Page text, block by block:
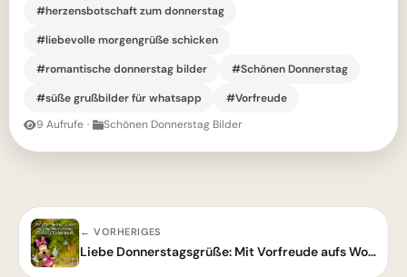
#herzensbotschaft zum donnerstag
#liebevolle morgengrüße schicken
#romantische donnerstag bilder
#Schönen Donnerstag
#süße grußbilder für whatsapp
#Vorfreude
9 Aufrufe · Schönen Donnerstag Bilder
← VORHERIGES
Liebe Donnerstagsgrüße: Mit Vorfreude aufs Wochenende gleiten